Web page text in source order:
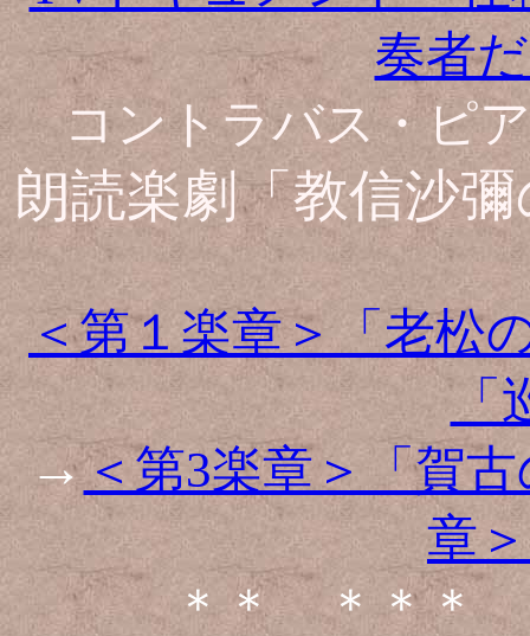
奏者
コントラバス・ピ
朗読楽劇「教信沙
＜第１楽章＞「老松
「
→＜第3楽章＞「賀
章
＊＊ ＊＊＊